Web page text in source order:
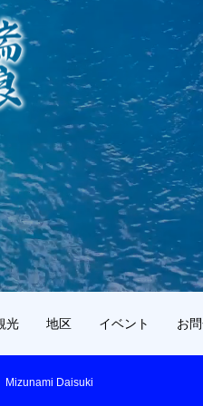
光 地区 イベント お
Daisuki